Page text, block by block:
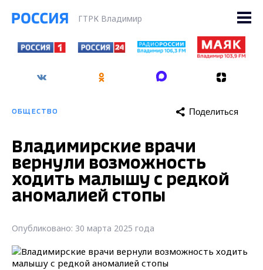
ГТРК Владимир
ОБЩЕСТВО Поделиться
Владимирские врачи
вернули возможность
ходить малышу с редкой
аномалией стопы
Опубликовано: 30 марта 2025 года